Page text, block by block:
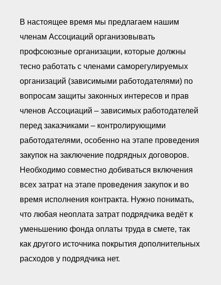
В настоящее время мы предлагаем нашим
членам Ассоциаций организовывать
профсоюзные организации, которые должны
тесно работать с членами саморегулируемых
организаций (зависимыми работодателями) по
вопросам защиты законных интересов и прав
членов Ассоциаций – зависимых работодателей
перед заказчиками – контролирующими
работодателями, особенно на этапе проведения
закупок на заключение подрядных договоров.
Необходимо совместно добиваться включения
всех затрат на этапе проведения закупок и во
время исполнения контракта. Нужно понимать,
что любая неоплата затрат подрядчика ведёт к
уменьшению фонда оплаты труда в смете, так
как другого источника покрытия дополнительных
расходов у подрядчика нет.